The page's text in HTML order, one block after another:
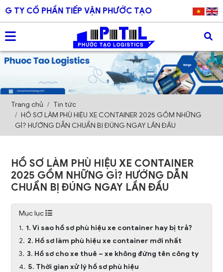
CỔ PHẦN TIẾP VẬN PHƯỚC TẠO
Trang chủ
Tin tức
HỒ SƠ LÀM PHÙ HIỆU XE CONTAINER 2025 GỒM NHỮNG
GÌ? HƯỚNG DẪN CHUẨN BỊ ĐÚNG NGAY LẦN ĐẦU
HỒ SƠ LÀM PHÙ HIỆU XE CONTAINER
2025 GỒM NHỮNG GÌ? HƯỚNG DẪN
CHUẨN BỊ ĐÚNG NGAY LẦN ĐẦU
Mục lục
1. Vì sao hồ sơ phù hiệu xe container hay bị trả?
2. Hồ sơ làm phù hiệu xe container mới nhất
3. Hồ sơ cho xe thuê – xe không đứng tên công ty
5. Thời gian xử lý hồ sơ phù hiệu